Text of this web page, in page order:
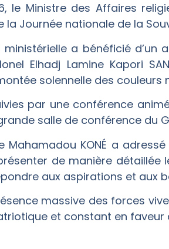
le Ministre des Affaires
Journée nationale de la
a bénéficié
Elhadj Lamine Kapori
solennelle des couleurs
par une conférence
salle de conférence du
Mahamadou KONÉ a
de manière
aux aspirations et aux
massive des forces
et constant en faveur